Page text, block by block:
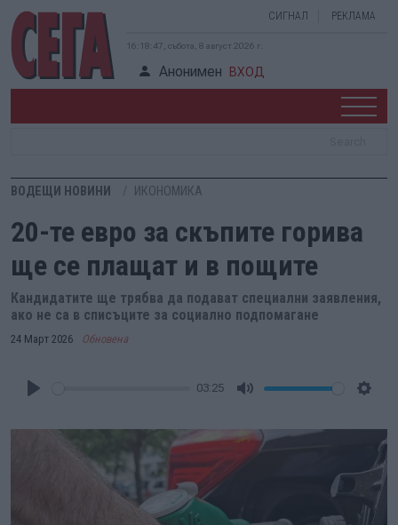
СИГНАЛ РЕКЛАМА
16:18:48, събота, 8 август 2026 г.
Анонимен ВХОД
ВОДЕЩИ НОВИНИ ИКОНОМИКА
20-те евро за скъпите горива
ще се плащат и в пощите
Кандидатите ще трябва да подават специални заявления,
ако не са в списъците за социално подпомагане
24 Март 2026 Обновена
03:25